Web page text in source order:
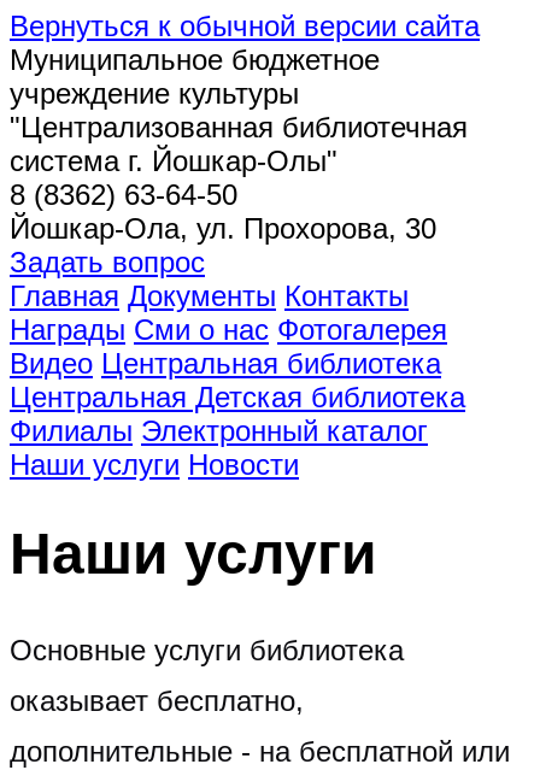
Вернуться к обычной версии сайта
Муниципальное бюджетное
учреждение культуры
"Централизованная библиотечная
система г. Йошкар-Олы"
8 (8362) 63-64-50
Йошкар-Ола, ул. Прохорова, 30
Задать вопрос
Главная Документы Контакты
Награды Сми о нас Фотогалерея
Видео Центральная библиотека
Центральная Детская библиотека
Филиалы Электронный каталог
Наши услуги Новости
Наши услуги
Основные услуги библиотека
оказывает бесплатно,
дополнительные - на бесплатной или